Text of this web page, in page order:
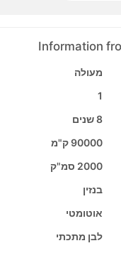
Information
מעולה
1
8 שנים
90000 ק"מ
2000 סמ"ק
בנזין
אוטומטי
לבן מתכתי